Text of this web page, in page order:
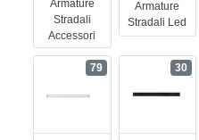
Armature
Stradali
Accessori
Armature
Stradali Led
79 30